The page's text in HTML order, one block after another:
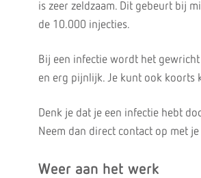
is zeer zeldzaam. Dit gebeurt bij
de 10.000 injecties.
Bij een infectie wordt het
en erg pijnlijk. Je kunt ook koorts
Denk je dat je een infectie hebt
Neem dan direct contact op met je
Weer aan het werk